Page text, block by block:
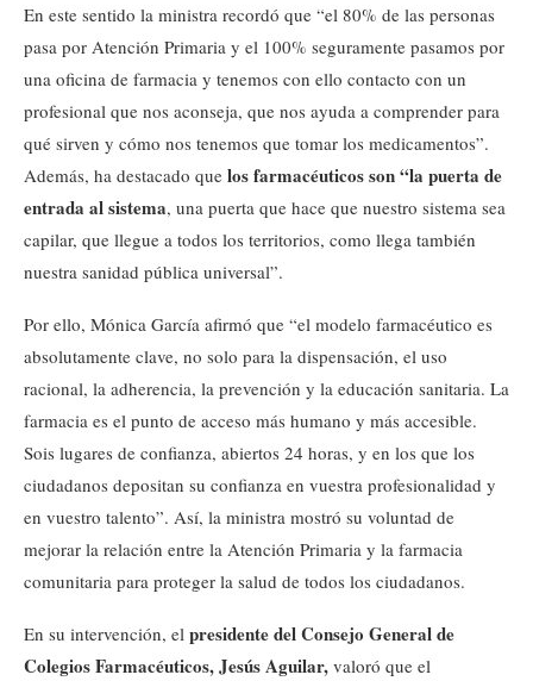
En este sentido la ministra recordó que “el 80% de las personas
pasa por Atención Primaria y el 100% seguramente pasamos por
una oficina de farmacia y tenemos con ello contacto con un
profesional que nos aconseja, que nos ayuda a comprender para
qué sirven y cómo nos tenemos que tomar los medicamentos”.
Además, ha destacado que los farmacéuticos son “la puerta de
entrada al sistema, una puerta que hace que nuestro sistema sea
capilar, que llegue a todos los territorios, como llega también
nuestra sanidad pública universal”.
Por ello, Mónica García afirmó que “el modelo farmacéutico es
absolutamente clave, no solo para la dispensación, el uso
racional, la adherencia, la prevención y la educación sanitaria. La
farmacia es el punto de acceso más humano y más accesible.
Sois lugares de confianza, abiertos 24 horas, y en los que los
ciudadanos depositan su confianza en vuestra profesionalidad y
en vuestro talento”. Así, la ministra mostró su voluntad de
mejorar la relación entre la Atención Primaria y la farmacia
comunitaria para proteger la salud de todos los ciudadanos.
En su intervención, el presidente del Consejo General de
Colegios Farmacéuticos, Jesús Aguilar, valoró que el